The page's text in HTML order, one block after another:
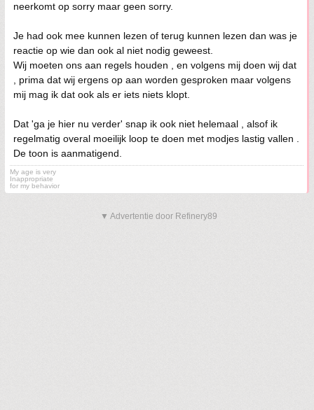
neerkomt op sorry maar geen sorry.
Je had ook mee kunnen lezen of terug kunnen lezen dan was je
reactie op wie dan ook al niet nodig geweest.
Wij moeten ons aan regels houden , en volgens mij doen wij dat
, prima dat wij ergens op aan worden gesproken maar volgens
mij mag ik dat ook als er iets niets klopt.
Dat 'ga je hier nu verder' snap ik ook niet helemaal , alsof ik
regelmatig overal moeilijk loop te doen met modjes lastig vallen .
De toon is aanmatigend.
My age is very
Inappropriate
for my behavior
▼ Advertentie door Refinery89